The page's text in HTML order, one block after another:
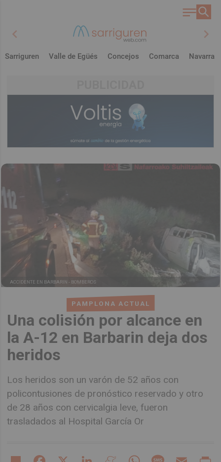
chevron_left chevron_right
Sarriguren Valle de Egüés Concejos Comarca Navarra
PAMPLONA ACTUAL
Una colisión por alcance en
la A-12 en Barbarin deja dos
heridos
Los heridos son un varón de 52 años con
policontusiones de pronóstico reservado y otro
de 28 años con cervicalgia leve, fueron
trasladados al Hospital García Or
ACCIDENTE EN BARBARIN - BOMBEROS
Share Facebook LinkedIn MeneameWhatsAppMessageEmail